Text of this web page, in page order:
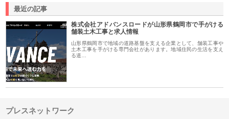
最近の記事
株式会社アドバンスロードが山形県鶴岡市で手がける
舗装土木工事と求人情報
山形県鶴岡市で地域の道路基盤を支える企業として、舗装工事や
土木工事を手がける専門会社があります。地域住民の生活を支え
る道…
プレスネットワーク